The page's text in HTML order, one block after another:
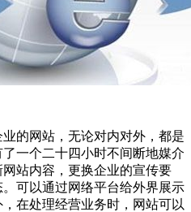
的网站，无论对内对外，都是
一个二十四小时不间断地媒介
站内容，更换企业的宣传要
可以通过网络平台给外界展示
在处理经营业务时，网站可以